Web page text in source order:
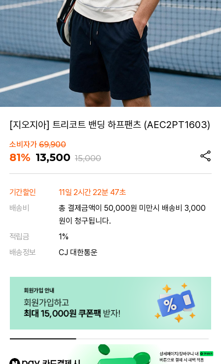
[지오지아] 트리코트 밴딩 하프팬츠 (AEC2PT1603)
소비자가69,900
81% 13,500 15,000
기간할인
11일 2시간 22분 47초
배송비
총 결제금액이 50,000원 미만시 배송비 3,000
원이 청구됩니다.
적립금
1%
배송정보
CJ 대한통운